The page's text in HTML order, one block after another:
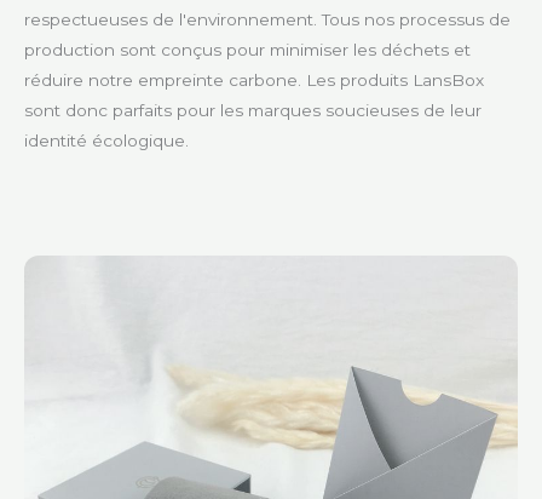
respectueuses de l'environnement. Tous nos processus de
production sont conçus pour minimiser les déchets et
réduire notre empreinte carbone. Les produits LansBox
sont donc parfaits pour les marques soucieuses de leur
identité écologique.